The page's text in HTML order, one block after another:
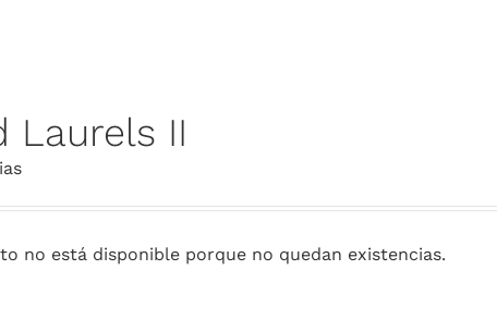
Laurels II
no está disponible porque no quedan existencias.